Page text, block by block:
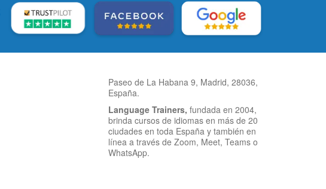
Paseo de La Habana 9, Madrid, 28036,
España.
Language Trainers, fundada en 2004,
brinda cursos de idiomas en más de 20
ciudades en toda España y también en
línea a través de Zoom, Meet, Teams o
WhatsApp.